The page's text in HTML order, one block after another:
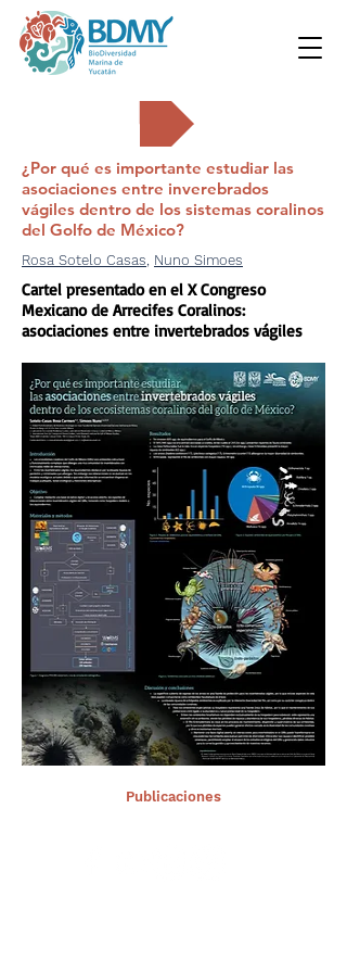
¿Por qué es importante estudiar las
asociaciones entre inverebrados
vágiles dentro de los sistemas coralinos
del Golfo de México?
Rosa Sotelo Casas, Nuno Simoes
Cartel presentado en el X Congreso
Mexicano de Arrecifes Coralinos:
asociaciones entre invertebrados vágiles
Publicaciones